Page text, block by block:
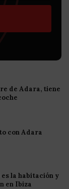
de Adara, tiene
con Adara
la habitación y
en Ibiza